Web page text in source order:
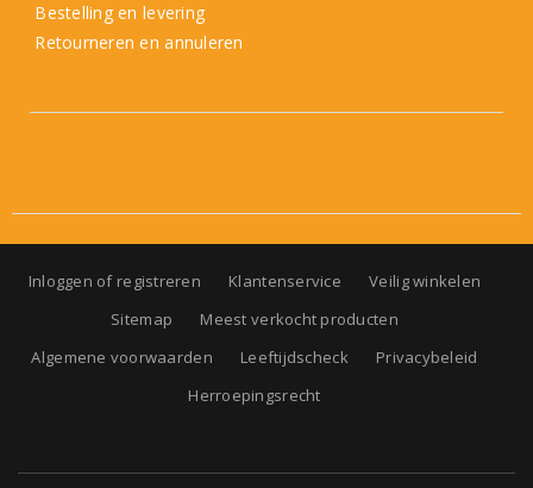
Bestelling en levering
Retourneren en annuleren
Inloggen of registreren Klantenservice
Veilig winkelen
Sitemap
Meest verkocht producten
Algemene voorwaarden
Leeftijdscheck
Privacybeleid
Herroepingsrecht